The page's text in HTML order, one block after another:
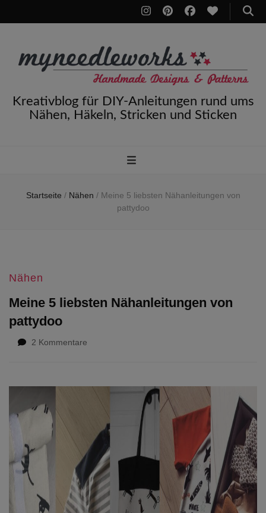
Kreativblog für DIY-Anleitungen rund ums
Nähen, Häkeln, Stricken und Sticken
Startseite / Nähen / Meine 5 liebsten Nähanleitungen von
pattydoo
Nähen
Meine 5 liebsten Nähanleitungen von
pattydoo
2 Kommentare